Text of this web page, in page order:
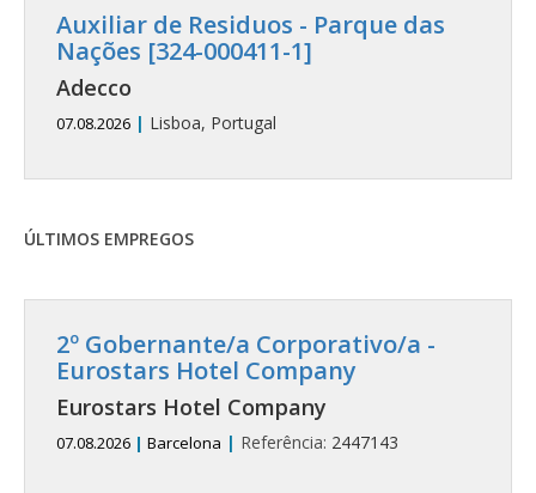
Auxiliar de Residuos - Parque das
Nações [324-000411-1]
Adecco
07.08.2026 | Lisboa, Portugal
ÚLTIMOS EMPREGOS
2º Gobernante/a Corporativo/a -
Eurostars Hotel Company
Eurostars Hotel Company
07.08.2026 | Barcelona | Referência: 2447143